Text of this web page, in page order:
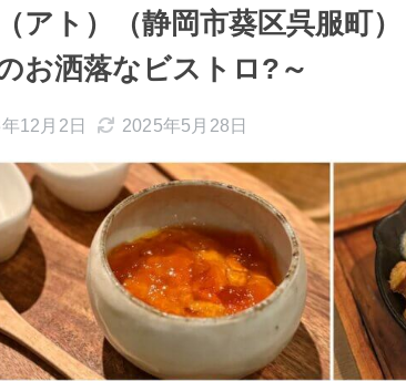
アト）（静岡市葵区呉服町
お洒落なビストロ?～
12月2日 2025年5月28日